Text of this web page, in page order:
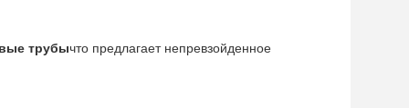
трубычто предлагает непревзойденное